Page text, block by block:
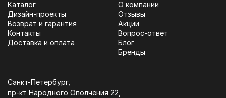
Каталог
Дизайн-проекты
Возврат и гарантия
Контакты
Доставка и оплата
О компании
Отзывы
Акции
Вопрос-ответ
Блог
Бренды
Санкт-Петербург,
пр-кт Народного Ополчения 22,